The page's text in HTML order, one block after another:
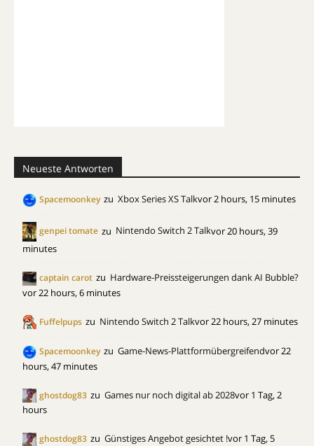
Neueste Antworten
Spacemoonkey zu Xbox Series XS Talkvor 2 hours, 15 minutes
genpei tomate zu Nintendo Switch 2 Talkvor 20 hours, 39
minutes
captain carot zu Hardware-Preissteigerungen dank AI Bubble?
vor 22 hours, 6 minutes
Fuffelpups zu Nintendo Switch 2 Talkvor 22 hours, 27 minutes
Spacemoonkey zu Game-News-Plattformübergreifendvor 22
hours, 47 minutes
ghostdog83 zu Games nur noch digital ab 2028vor 1 Tag, 2
hours
ghostdog83 zu Günstiges Angebot gesichtet !vor 1 Tag, 5